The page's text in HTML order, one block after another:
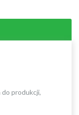
produkcji,